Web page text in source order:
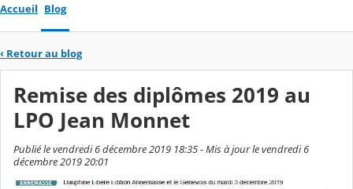
Accueil Blog
‹ Retour au blog
Remise des diplômes 2019 au
LPO Jean Monnet
Publié le vendredi 6 décembre 2019 18:35 - Mis à jour le vendredi 6
décembre 2019 20:01